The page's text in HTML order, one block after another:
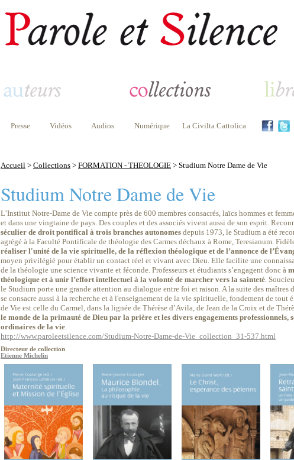
Presse Vidéos Audios Numérique La Civilta Cattolica
Accueil > Collections > FORMATION - THEOLOGIE > Studium Notre Dame de Vie
Studium Notre Dame de Vie
L’Institut Notre-Dame de Vie compte près de 600 membres consacrés, laïcs hommes et
et dans une vingtaine de pays. Des couples et des associés vivent aussi de son esprit.
séculier de droit pontifical à trois branches autonomes depuis 1973, le Studium a été
agrégé à la Faculté Pontificale de théologie des Carmes déchaux à Rome, Teresianum.
réaliser l'unité de la vie spirituelle, de la réflexion théologique et de l’annonce de
moyen privilégié pour établir un contact réel et vivant avec Dieu. Elle facilite une
de la théologie une science vivante et féconde. Professeurs et étudiants s’engagent donc à
théologique et à unir l’effort intellectuel à la volonté de marcher vers la sainteté.
le Studium porte une grande attention au dialogue entre foi et raison. A la suite des maîtres
se consacre aussi à la recherche et à l'enseignement de la vie spirituelle, fondement de
de Vie est celle du Carmel, dans la lignée de Thérèse d’Avila, de Jean de la Croix et de
le monde de la primauté de Dieu par la prière et les divers engagements professionnels,
ordinaires de la vie.
http://www.paroleetsilence.com/Studium-Notre-Dame-de-Vie_collection_31-537.html
Directeur de collection
Etienne Michelin